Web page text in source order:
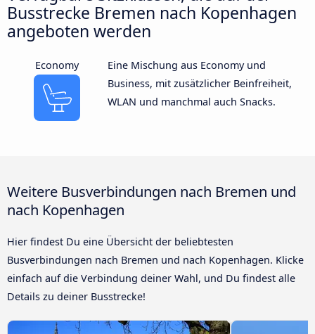
Busstrecke Bremen nach Kopenhagen
angeboten werden
Economy
Eine Mischung aus Economy und
Business, mit zusätzlicher Beinfreiheit,
WLAN und manchmal auch Snacks.
Weitere Busverbindungen nach Bremen und
nach Kopenhagen
Hier findest Du eine Übersicht der beliebtesten
Busverbindungen nach Bremen und nach Kopenhagen. Klicke
einfach auf die Verbindung deiner Wahl, und Du findest alle
Details zu deiner Busstrecke!